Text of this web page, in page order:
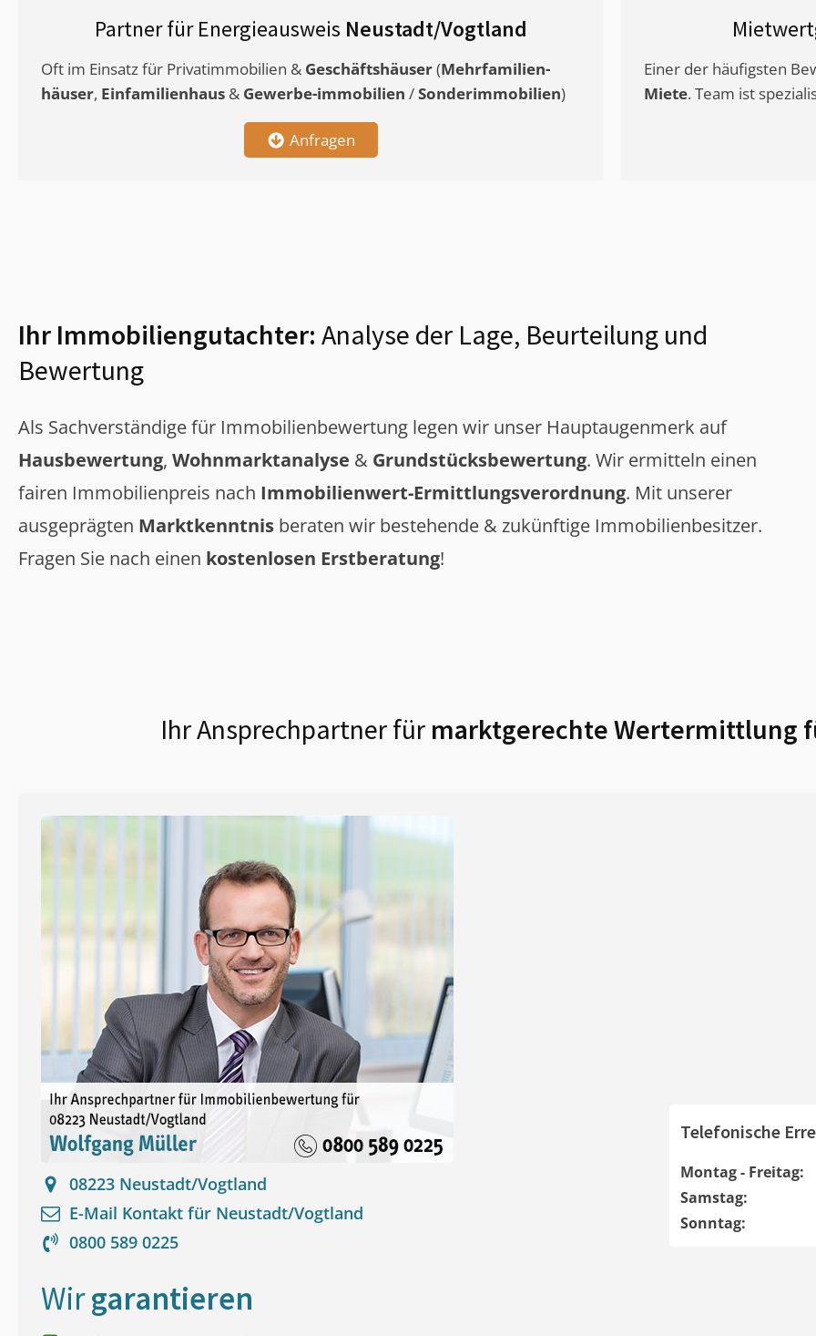
Partner für Energieausweis Neustadt/Vogtland
Oft im Einsatz für Privatimmobilien & Geschäftshäuser(Mehrfamilien-
häuser, Einfamilienhaus & Gewerbe-immobilien /Sonderimmobilien)
Anfragen
Einer der häufigsten
Miete. Team ist
Ihr Immobiliengutachter: Analyse der Lage, Beurteilung und
Bewertung
Als Sachverständige für Immobilienbewertung legen wir unser Hauptaugenmerk auf
Hausbewertung, Wohnmarktanalyse & Grundstücksbewertung. Wir ermitteln einen
fairen Immobilienpreis nach Immobilienwert-Ermittlungsverordnung. Mit unserer
ausgeprägten Marktkenntnis beraten wir bestehende & zukünftige Immobilienbesitzer.
Fragen Sie nach einen kostenlosen Erstberatung!
Ihr Ansprechpartner fürmarktgerechte Wertermittlung
08223 Neustadt/Vogtland
E-Mail Kontakt für Neustadt/Vogtland
0800 589 0225
Telefonische
Montag - Freitag:
Samstag:
Sonntag:
Wirgarantieren